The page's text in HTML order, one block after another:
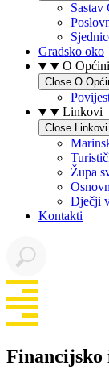
Sastav
Gradsko oko
O
Close O
Linkovi
Close Linkovi
Župa
Dječji
Kontakti
Financijsko